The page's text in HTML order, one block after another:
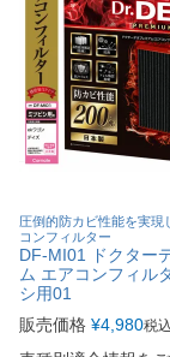
圧倒的防カビ性能を実現
コンフィルター
DF-MI01 ドクター
ム エアコンフィル
シ用01
販売価格 ¥4,980税込